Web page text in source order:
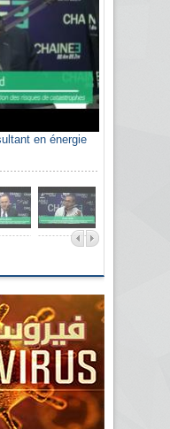
en énergie